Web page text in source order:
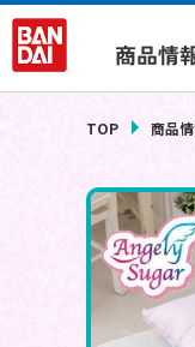
商品情
TOP 商品